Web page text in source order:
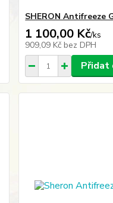
SHERON Antifreeze
1 100,00 Kč/ks
909,09 Kč bez DPH
Přidat